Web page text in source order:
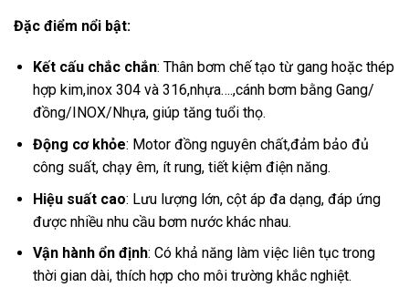
Đặc điểm nổi bật:
Kết cấu chắc chắn: Thân bơm chế tạo từ gang hoặc thép
hợp kim,inox 304 và 316,nhựa….,cánh bơm bằng Gang/
đồng/INOX/Nhựa, giúp tăng tuổi thọ.
Động cơ khỏe: Motor đồng nguyên chất,đảm bảo đủ
công suất, chạy êm, ít rung, tiết kiệm điện năng.
Hiệu suất cao: Lưu lượng lớn, cột áp đa dạng, đáp ứng
được nhiều nhu cầu bơm nước khác nhau.
Vận hành ổn định: Có khả năng làm việc liên tục trong
thời gian dài, thích hợp cho môi trường khắc nghiệt.